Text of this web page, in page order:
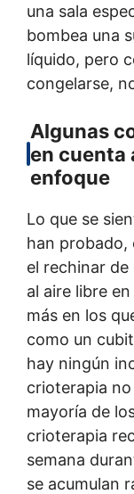
una sala
bombea una
líquido, pero
congelarse,
Algunas
en cuenta
enfoque
Lo que se
han probado,
el rechinar
al aire libre
más en los
como un
hay ningún
crioterapia
mayoría de
crioterapia
semana
se acumulan